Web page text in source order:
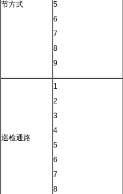
节方式
5
6
7
8
9
巡检通路
1
2
3
4
5
6
7
8